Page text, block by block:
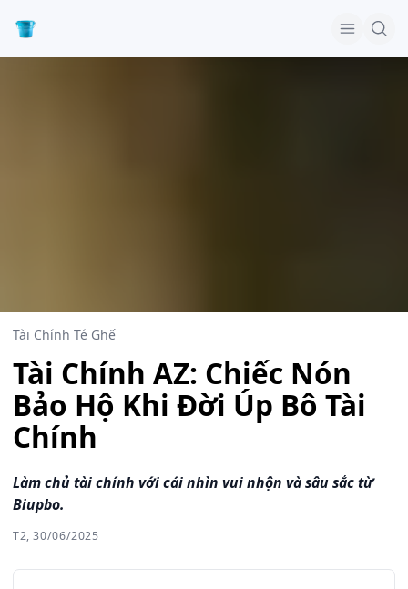
Tài Chính Té Ghế
Tài Chính AZ: Chiếc Nón
Bảo Hộ Khi Đời Úp Bô Tài
Chính
Làm chủ tài chính với cái nhìn vui nhộn và sâu sắc từ
Biupbo.
T2, 30/06/2025